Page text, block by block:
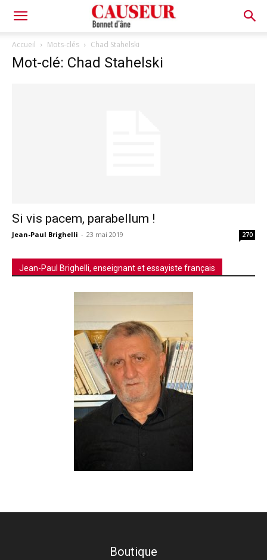
Bonnet
d'âne
Accueil Mots-clés Chad Stahelski
Mot-clé: Chad Stahelski
Si vis pacem, parabellum !
Jean-Paul Brighelli - 23 mai 2019 270
Jean-Paul Brighelli, enseignant et essayiste français
Boutique